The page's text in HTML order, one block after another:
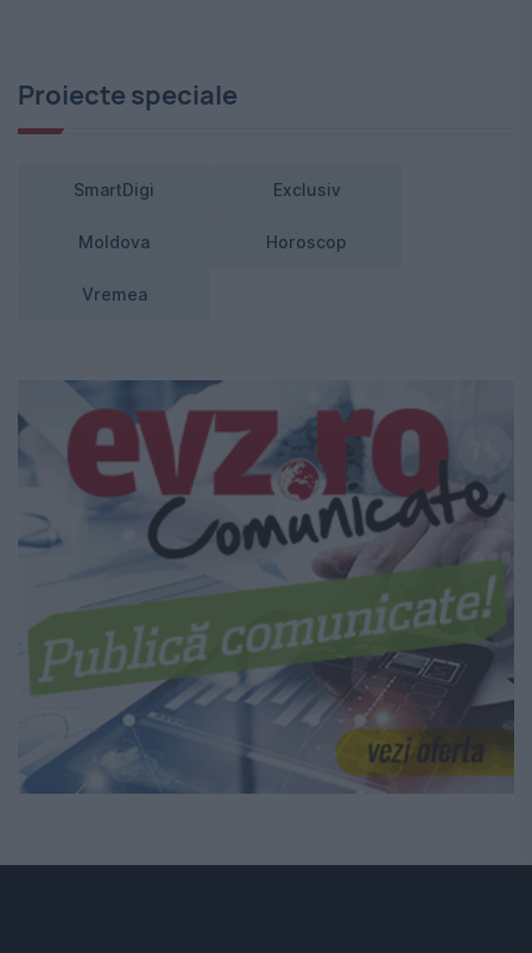
Proiecte speciale
SmartDigi Exclusiv
Moldova Horoscop
Vremea